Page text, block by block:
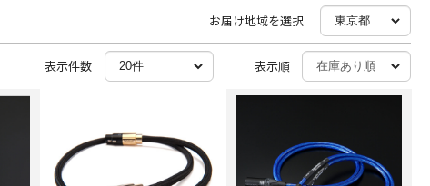
お届け地域を選択
表示件数 表示順